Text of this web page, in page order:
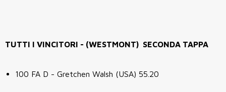
TUTTI I VINCITORI - (WESTMONT) SECONDA TAPPA
100 FA D - Gretchen Walsh (USA) 55.20